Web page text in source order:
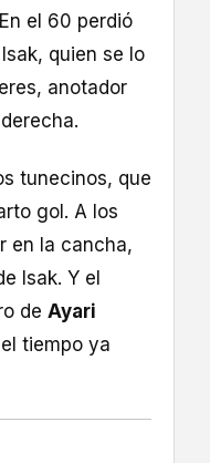
el 60 perdió
quien se lo
anotador
tunecinos, que
gol. A los
en la cancha,
Isak. Y el
de Ayari
tiempo ya